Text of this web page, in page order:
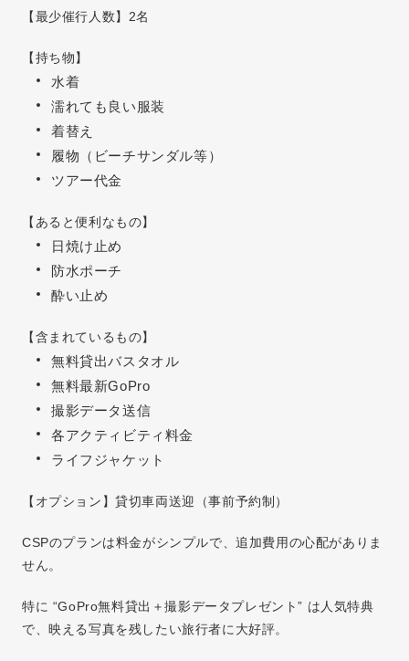
【最少催行人数】2名
【持ち物】
水着
濡れても良い服装
着替え
履物（ビーチサンダル等）
ツアー代金
【あると便利なもの】
日焼け止め
防水ポーチ
酔い止め
【含まれているもの】
無料貸出バスタオル
無料最新GoPro
撮影データ送信
各アクティビティ料金
ライフジャケット
【オプション】貸切車両送迎（事前予約制）
CSPのプランは料金がシンプルで、追加費用の心配がありま
せん。
特に “GoPro無料貸出＋撮影データプレゼント” は人気特典
で、映える写真を残したい旅行者に大好評。